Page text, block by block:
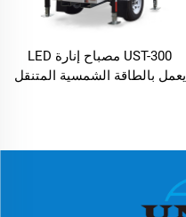
UST-300 مصباح إنارة LED
يعمل بالطاقة الشمسية المتنقل